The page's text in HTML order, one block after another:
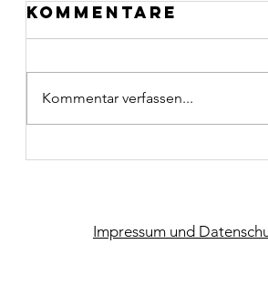
CCU macht
Kommentare
Kommentar verfassen...
Impressum und